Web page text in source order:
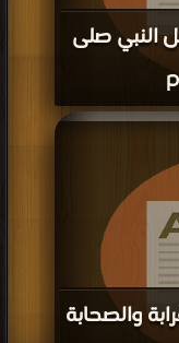
النبي صلى
قراءة و تحميل كتاب كتاب اليلنجوج الذكي في تعامل النبي صلى الله عليه وسلم PDF
مرات
والصحابة